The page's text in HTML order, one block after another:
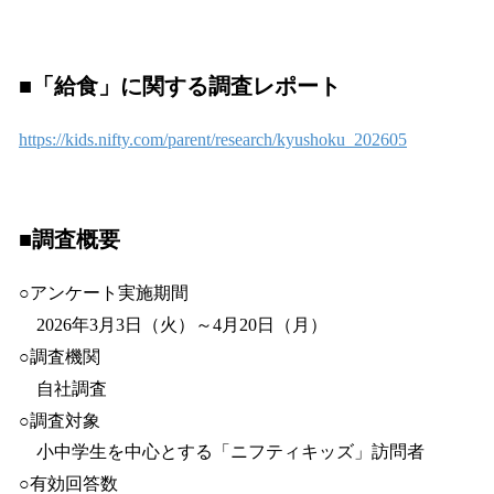
■「給食」に関する調査レポート
https://kids.nifty.com/parent/research/kyushoku_202605
■調査概要
○アンケート実施期間
2026年3月3日（火）～4月20日（月）
○調査機関
自社調査
○調査対象
小中学生を中心とする「ニフティキッズ」訪問者
○有効回答数